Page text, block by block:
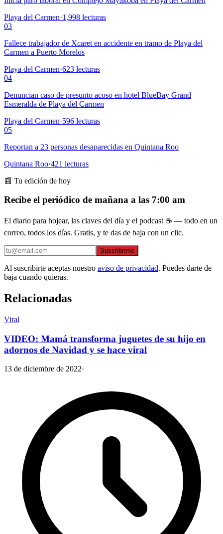
Playa del Carmen·1,998 lecturas
03
Fallece trabajador de Xcaret en accidente en tramo de Playa del
Carmen a Puerto Morelos
Playa del Carmen·623 lecturas
04
Denuncian caso de presunto acoso en hotel BlueBay Grand
Esmeralda de Playa del Carmen
Playa del Carmen·596 lecturas
05
Reportan a 23 personas desaparecidas en Quintana Roo
Quintana Roo·421 lecturas
📰 Tu edición de hoy
Recibe el periódico de mañana a las 7:00 am
El diario para hojear, las claves del día y el podcast ☕ — todo en un
correo, todos los días. Gratis, y te das de baja con un clic.
Suscribirme
Al suscribirte aceptas nuestro aviso de privacidad. Puedes darte de
baja cuando quieras.
Relacionadas
Viral
VIDEO: Mamá transforma juguetes de su hijo en
adornos de Navidad y se hace viral
13 de diciembre de 2022·